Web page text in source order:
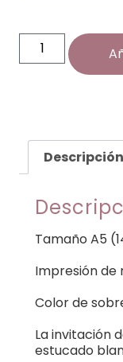
Descripción
Tamaño A5
Impresión de
Color de
La invitación
estucado